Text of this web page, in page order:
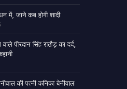
में, जाने कब होगी शादी
पीरदान सिंह राठौड़ का दर्द,
की पत्नी कनिका बेनीवाल